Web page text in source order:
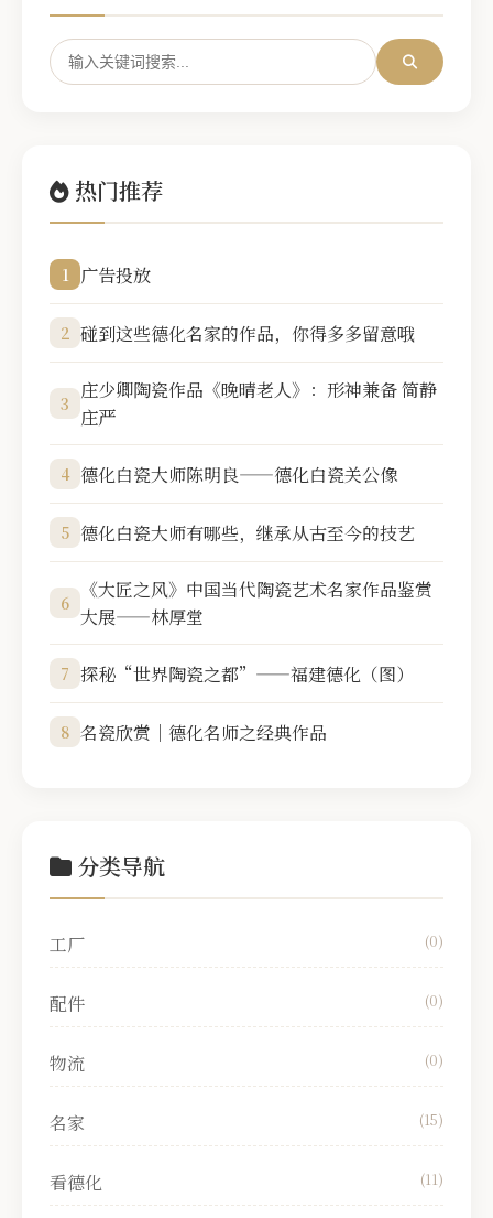
热门推荐
1 广告投放
2 碰到这些德化名家的作品，你得多多留意哦
3
庄少卿陶瓷作品《晚晴老人》：形神兼备 简静
庄严
4 德化白瓷大师陈明良——德化白瓷关公像
5 德化白瓷大师有哪些，继承从古至今的技艺
6
《大匠之风》中国当代陶瓷艺术名家作品鉴赏
大展——林厚堂
7 探秘“世界陶瓷之都”——福建德化（图）
8 名瓷欣赏｜德化名师之经典作品
分类导航
工厂 (0)
配件 (0)
物流 (0)
名家 (15)
看德化 (11)